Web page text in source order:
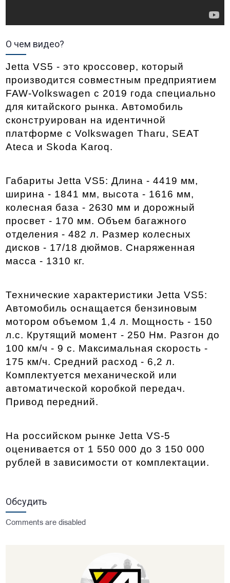
О чем видео?
Jetta VS5 - это кроссовер, который
производится совместным предприятием
FAW-Volkswagen с 2019 года специально
для китайского рынка. Автомобиль
сконструирован на идентичной
платформе с Volkswagen Tharu, SEAT
Ateca и Skoda Karoq.
Габариты Jetta VS5: Длина - 4419 мм,
ширина - 1841 мм, высота - 1616 мм,
колесная база - 2630 мм и дорожный
просвет - 170 мм. Объем багажного
отделения - 482 л. Размер колесных
дисков - 17/18 дюймов. Снаряженная
масса - 1310 кг.
Технические характеристики Jetta VS5:
Автомобиль оснащается бензиновым
мотором объемом 1,4 л. Мощность - 150
л.с. Крутящий момент - 250 Нм. Разгон до
100 км/ч - 9 с. Максимальная скорость -
175 км/ч. Средний расход - 6,2 л.
Комплектуется механической или
автоматической коробкой передач.
Привод передний.
На российском рынке Jetta VS-5
оценивается от 1 550 000 до 3 150 000
рублей в зависимости от комплектации.
Обсудить
Comments are disabled